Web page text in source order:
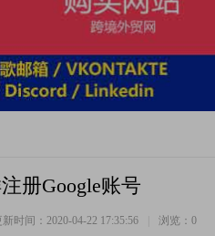
册Google账号
新时间：2020-04-22 17:35:56 浏览： 0